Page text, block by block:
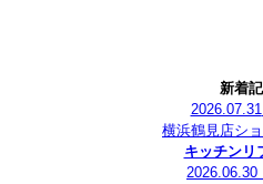
新着
2026.07.31
横浜鶴見店シ
キッチンリ
2026.06.30